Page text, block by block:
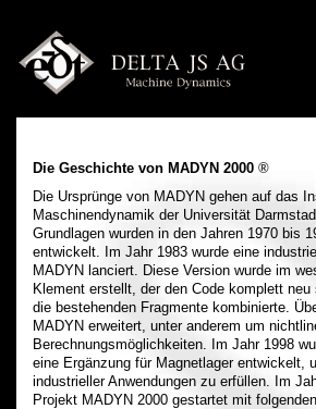
Die Geschichte von MADYN 2000 ®
Die Ursprünge von MADYN gehen auf das
Maschinendynamik der Universität
Grundlagen wurden in den Jahren 1970 bis
entwickelt. Im Jahr 1983 wurde eine
MADYN lanciert. Diese Version wurde im
Klement erstellt, der den Code komplett
die bestehenden Fragmente kombinierte.
MADYN erweitert, unter anderem um
Berechnungsmöglichkeiten. Im Jahr 1998
eine Ergänzung für Magnetlager entwickelt,
industrieller Anwendungen zu erfüllen. Im
Projekt MADYN 2000 gestartet mit